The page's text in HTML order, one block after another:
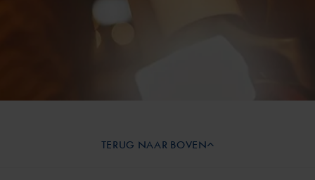
TERUG NAAR BOVEN